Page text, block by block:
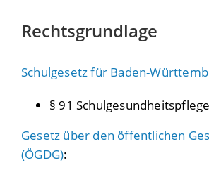
Rechtsgrundlage
Schulgesetz für Baden-
§ 91 Schulgesundheitspflege
Gesetz über den öffentlichen
(ÖGDG):